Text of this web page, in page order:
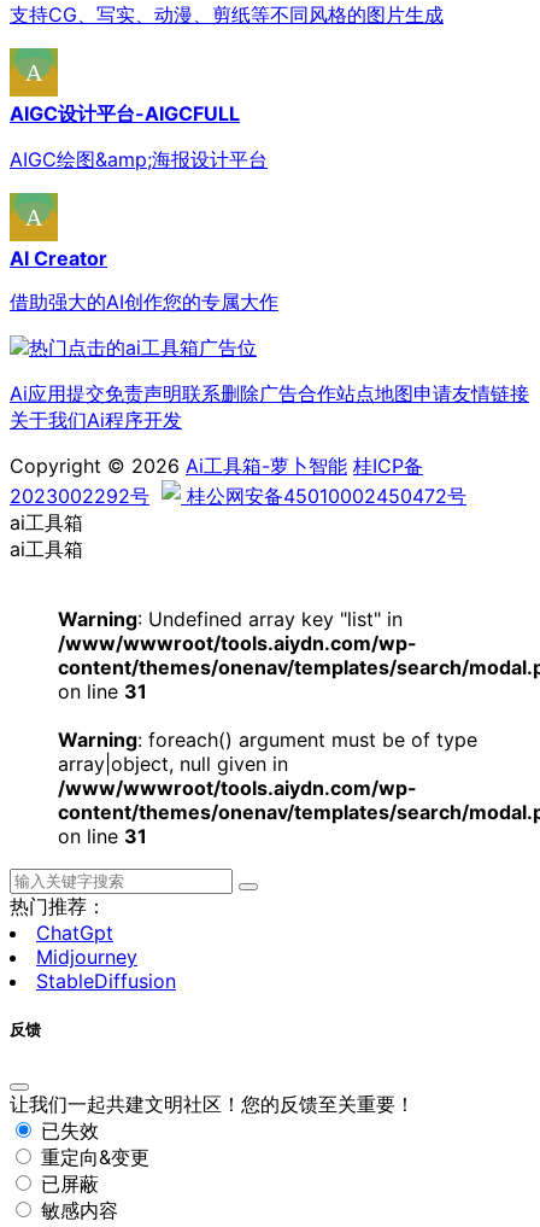
支持CG、写实、动漫、剪纸等不同风格的图片生成
AIGC设计平台-AIGCFULL
AIGC绘图&amp;海报设计平台
AI Creator
借助强大的AI创作您的专属大作
Ai应用提交免责声明联系删除广告合作站点地图申请友情链接
关于我们Ai程序开发
Copyright © 2026 Ai工具箱-萝卜智能 桂ICP备
2023002292号
桂公网安备45010002450472号
ai工具箱
ai工具箱
Warning: Undefined array key "list" in
/www/wwwroot/tools.aiydn.com/wp-
content/themes/onenav/templates/search/
on line 31
Warning: foreach() argument must be of type
array|object, null given in
/www/wwwroot/tools.aiydn.com/wp-
content/themes/onenav/templates/search/
on line 31
热门推荐：
ChatGpt
Midjourney
StableDiffusion
反馈
让我们一起共建文明社区！您的反馈至关重要！
已失效
重定向&变更
已屏蔽
敏感内容